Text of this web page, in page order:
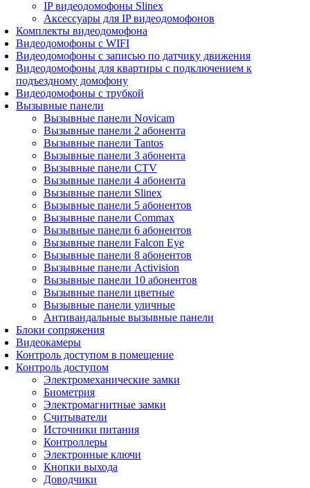
IP видеодомофоны Slinex
Аксессуары для IP видеодомофонов
Комплекты видеодомофона
Видеодомофоны с WIFI
Видеодомофоны с записью по датчику движения
Видеодомофоны для квартиры с подключением к
подъездному домофону
Видеодомофоны с трубкой
Вызывные панели
Вызывные панели Novicam
Вызывные панели 2 абонента
Вызывные панели Tantos
Вызывные панели 3 абонента
Вызывные панели CTV
Вызывные панели 4 абонента
Вызывные панели Slinex
Вызывные панели 5 абонентов
Вызывные панели Commax
Вызывные панели 6 абонентов
Вызывные панели Falcon Eye
Вызывные панели 8 абонентов
Вызывные панели Activision
Вызывные панели 10 абонентов
Вызывные панели цветные
Вызывные панели уличные
Антивандальные вызывные панели
Блоки сопряжения
Видеокамеры
Контроль доступом в помещение
Контроль доступом
Электромеханические замки
Биометрия
Электромагнитные замки
Считыватели
Источники питания
Контроллеры
Электронные ключи
Кнопки выхода
Доводчики